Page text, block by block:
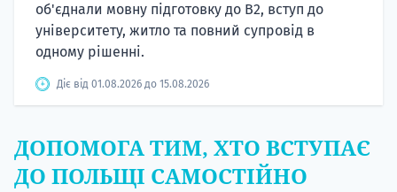
об'єднали мовну підготовку до В2, вступ до
університету, житло та повний супровід в
одному рішенні.
Діє від 01.08.2026 до 15.08.2026
ДОПОМОГА ТИМ, ХТО ВСТУПАЄ
ДО ПОЛЬЩІ САМОСТІЙНО